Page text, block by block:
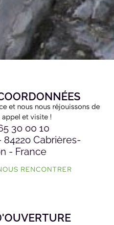
et nous nous réjouissons de
et visite !
30 00 10
84220 Cabrières-
- France
RENCONTRER